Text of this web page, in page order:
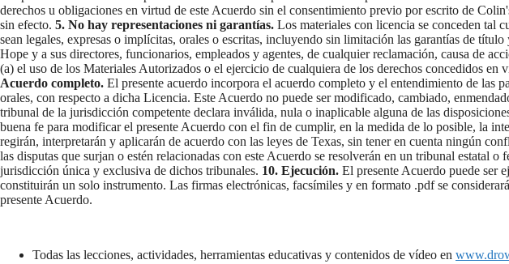
derechos u obligaciones en virtud de este Acuerdo sin el consentimiento previo por escrito de
sin efecto. 5. No hay representaciones ni garantías. Los materiales con licencia se conceden tal
sean legales, expresas o implícitas, orales o escritas, incluyendo sin limitación las garantías de
Hope y a sus directores, funcionarios, empleados y agentes, de cualquier reclamación, causa de
(a) el uso de los Materiales Autorizados o el ejercicio de cualquiera de los derechos concedidos
Acuerdo completo. El presente acuerdo incorpora el acuerdo completo y el entendimiento de las
orales, con respecto a dicha Licencia. Este Acuerdo no puede ser modificado, cambiado,
tribunal de la jurisdicción competente declara inválida, nula o inaplicable alguna de las
buena fe para modificar el presente Acuerdo con el fin de cumplir, en la medida de lo posible, la
regirán, interpretarán y aplicarán de acuerdo con las leyes de Texas, sin tener en cuenta ningún
las disputas que surjan o estén relacionadas con este Acuerdo se resolverán en un tribunal estatal
jurisdicción única y exclusiva de dichos tribunales. 10. Ejecución. El presente Acuerdo puede ser
constituirán un solo instrumento. Las firmas electrónicas, facsímiles y en formato .pdf se
presente Acuerdo.
Todas las lecciones, actividades, herramientas educativas y contenidos de vídeo en